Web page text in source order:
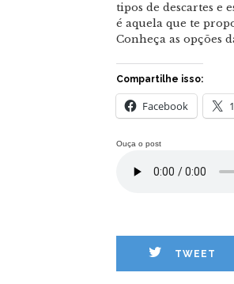
tipos de descartes e
é aquela que te
Conheça as opções
Compartilhe isso:
Facebook
Ouça o post
TWEET